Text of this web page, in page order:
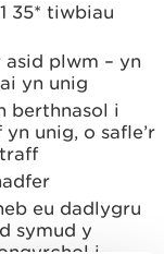
35* tiwbiau
plwm – yn
yn unig
berthnasol i
unig, o safle’r
eu dadlygru
symud y